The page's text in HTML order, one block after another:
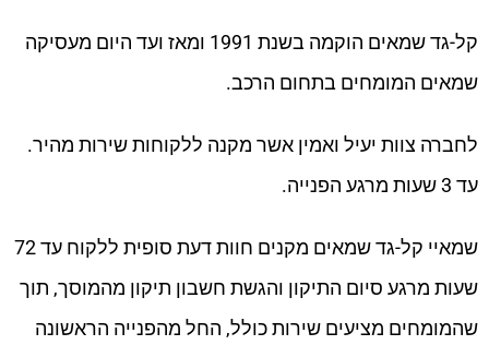
קל-גד שמאים הוקמה בשנת 1991 ומאז ועד היום מעסיקה
שמאים המומחים בתחום הרכב.
לחברה צוות יעיל ואמין אשר מקנה ללקוחות שירות מהיר.
עד 3 שעות מרגע הפנייה.
שמאיי קל-גד שמאים מקנים חוות דעת סופית ללקוח עד 72
שעות מרגע סיום התיקון והגשת חשבון תיקון מהמוסך, תוך
שהמומחים מציעים שירות כולל, החל מהפנייה הראשונה